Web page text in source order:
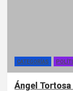
CATEGORÍAS
Ángel